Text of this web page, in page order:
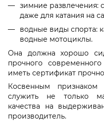
зимние развлечения:
даже для катания на
водные виды спорта:
водные мотоциклы.
Она должна хорошо
прочного
иметь сертификат
Косвенным
служить не только
качества на
производитель.